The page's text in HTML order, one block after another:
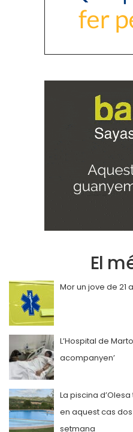
El
Mor un jove de 21
L’Hospital de
acompanyen’
La piscina
en aquest cas
setmana